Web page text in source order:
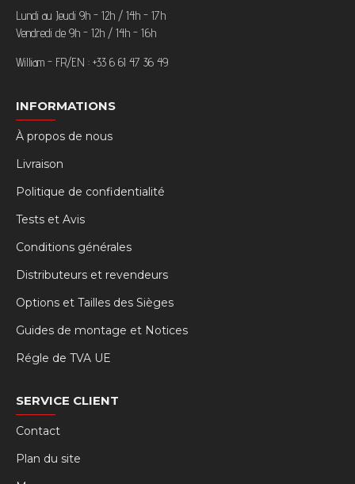
Lundi au Jeudi 9h - 12h / 14h - 17h
Vendredi de 9h - 12h / 14h - 16h
William - FR/EN : +33 6 61 47 36 49
INFORMATIONS
À propos de nous
Livraison
Politique de confidentialité
Tests et Avis
Conditions générales
Distributeurs et revendeurs
Options et Tailles des Sièges
Guides de montage et Notices
Régle de TVA UE
SERVICE CLIENT
Contact
Plan du site